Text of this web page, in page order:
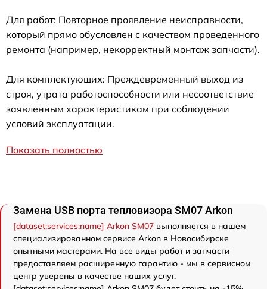
Для работ: Повторное проявление неисправности,
который прямо обусловлен с качеством проведенного
ремонта (например, некорректный монтаж запчасти).
Для комплектующих: Преждевременный выход из
строя, утрата работоспособности или несоответствие
заявленным характеристикам при соблюдении
условий эксплуатации.
Показать полностью
Замена USB порта тепловизора SM07 Arkon
[dataset:services:name] Arkon SM07 выполняется в нашем
специализированном сервисе Arkon в Новосибирске
опытными мастерами. На все виды работ и запчасти
предоставляем расширенную гарантию - мы в сервисном
центр уверены в качестве наших услуг.